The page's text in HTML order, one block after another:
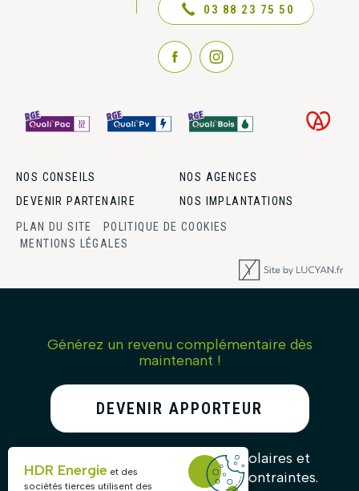
03 88 23 75 50
NOS CONSEILS
NOS AGENCES
DEVENIR PARTENAIRE
NOS IMPLANTATIONS
PLAN DU SITE
POLITIQUE DE COOKIES
MENTIONS LÉGALES
Générez un revenu complémentaire dès
maintenant !
DEVENIR APPORTEUR
D’AFFAIRES
Recommandez nos solutions solaires et
gagnez des commissions sans contraintes.
HDR Energie et des
sociétés tierces utilisent des